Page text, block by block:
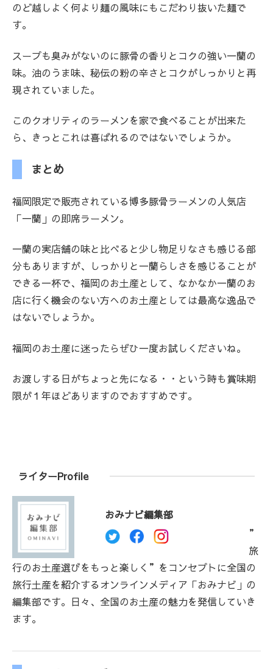
のど越しよく何より麺の風味にもこだわり抜いた麺で
す。
スープも臭みがないのに豚骨の香りとコクの強い一蘭の
味。油のうま味、秘伝の粉の辛さとコクがしっかりと再
現されていました。
このクオリティのラーメンを家で食べることが出来た
ら、きっとこれは喜ばれるのではないでしょうか。
まとめ
福岡限定で販売されている博多豚骨ラーメンの人気店
「一蘭」の即席ラーメン。
一蘭の実店舗の味と比べると少し物足りなさも感じる部
分もありますが、しっかりと一蘭らしさを感じることが
できる一杯で、福岡のお土産として、なかなか一蘭のお
店に行く機会のない方へのお土産としては最高な逸品で
はないでしょうか。
福岡のお土産に迷ったらぜひ一度お試しくださいね。
お渡しする日がちょっと先になる・・という時も賞味期
限が１年ほどありますのでおすすめです。
ライターProfile
おみナビ編集部
”
旅
行のお土産選びをもっと楽しく”をコンセプトに全国の
旅行土産を紹介するオンラインメディア「おみナビ」の
編集部です。日々、全国のお土産の魅力を発信していき
ます。